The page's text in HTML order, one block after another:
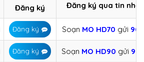
Đăng ký Đăng ký qua tin nhắn
Đăng ký Soạn MO HD70 gửi
Đăng ký Soạn MO HD90 gửi